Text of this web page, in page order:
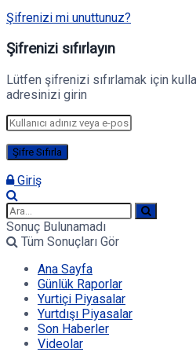
Şifrenizi mi unuttunuz?
Şifrenizi sıfırlayın
Lütfen şifrenizi sıfırlamak için
adresinizi girin
Giriş
Sonuç Bulunamadı
Tüm Sonuçları Gör
Ana Sayfa
Günlük Raporlar
Yurtiçi Piyasalar
Yurtdışı Piyasalar
Son Haberler
Videolar